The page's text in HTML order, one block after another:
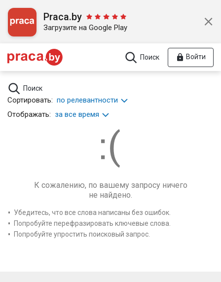
Praca.by
Загрузите на Google Play
Поиск Войти
Поиск
Сортировать: по релевантности
Отображать: за все время
К сожалению, по вашему запросу ничего
не найдено.
Убедитесь, что все слова написаны без ошибок.
Попробуйте перефразировать ключевые слова.
Попробуйте упростить поисковый запрос.